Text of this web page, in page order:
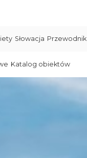
Słowacja Przewodnik
Katalog obiektów